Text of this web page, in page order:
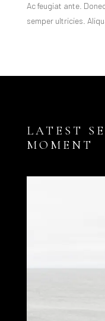
Ac feugiat ante.
semper ultricies.
LATEST
MOMENT